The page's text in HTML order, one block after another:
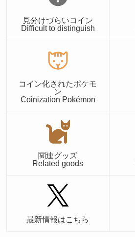
見分けづらいコイン
Difficult to distinguish
コイン化されたポケモ
ン
Coinization Pokémon
関連グッズ
Related goods
最新情報はこちら